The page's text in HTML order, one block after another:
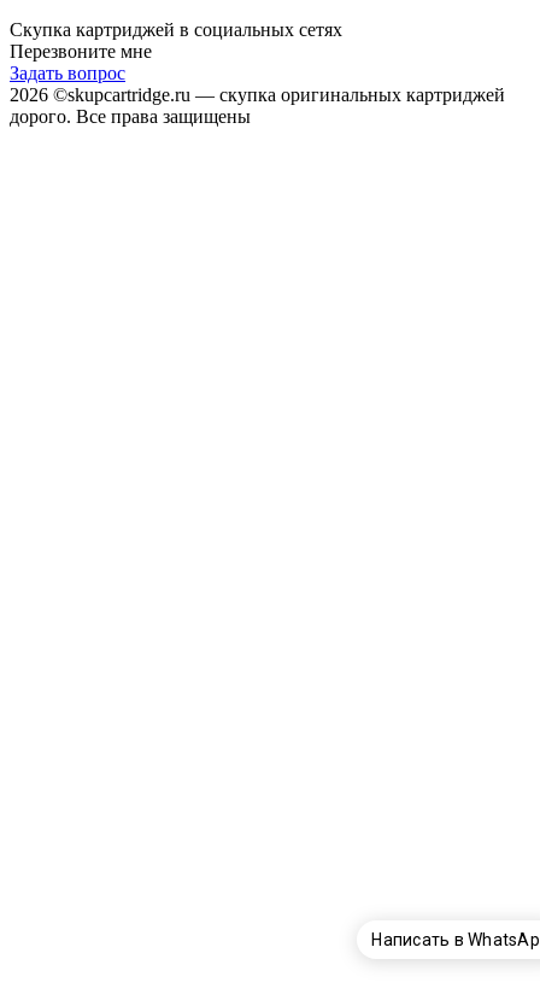
Скупка картриджей в социальных сетях
Перезвоните мне
Задать вопрос
2026 ©skupcartridge.ru — cкупка оригинальных картриджей
дорого. Все права защищены
Написать в